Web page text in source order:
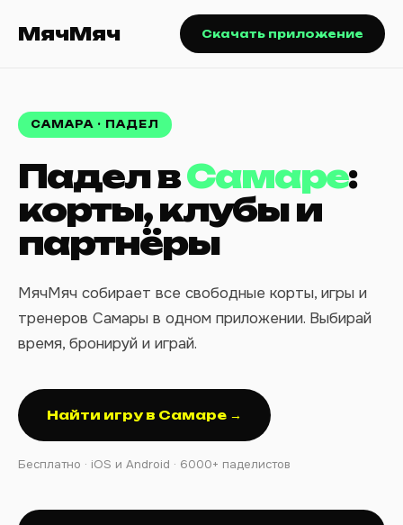
МячМяч Скачать приложение
САМАРА · ПАДЕЛ
Падел вСамаре:
корты, клубы и
партнёры
МячМяч собирает все свободные корты, игры и
тренеров Самары в одном приложении. Выбирай
время, бронируй и играй.
Найти игру в Самаре →
Бесплатно · iOS и Android · 6000+ паделистов